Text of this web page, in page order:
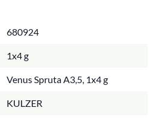
680924
1x4 g
Venus Spruta A3,5, 1x4 g
KULZER